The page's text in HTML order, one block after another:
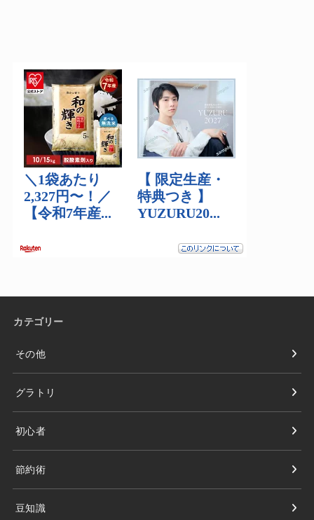
カテゴリー
その他
グラトリ
初心者
節約術
豆知識